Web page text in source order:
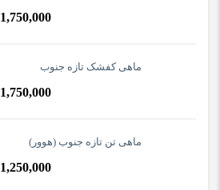
1,750,000
ماهی کفشک تازه جنوب
1,750,000
ماهی تن تازه جنوب (هوور)
1,250,000